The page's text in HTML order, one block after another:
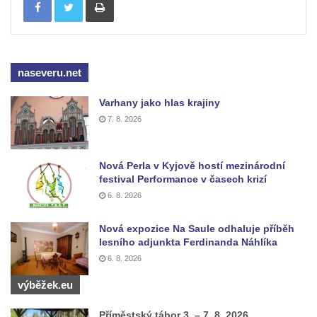
Konětopech
Kostel svatého Jakuba ve Hřivicích
Kaple svatého Vavřince na návsi v
Touchovicích
Kaple u polní cesty východně od zámku v
Jimlíně
Kaple svatého Rocha na zvířecím hřbitově v
Jimlíně
Kaple v zahradě domu čp. 55 v Jimlíně
Kaple svatého Josefa v Jimlíně
Márnice na hřbitově v Opočně u Loun
Kostel Nanebevzetí Panny Marie v Opočně
Kostel svaté Barbory v Otvicích
naseveru.net
Varhany jako hlas krajiny
7. 8. 2026
Nová Perla v Kyjově hostí mezinárodní
festival Performance v časech krizí
6. 8. 2026
Nová expozice Na Saule odhaluje příběh
lesního adjunkta Ferdinanda Náhlíka
6. 8. 2026
výběžek.eu